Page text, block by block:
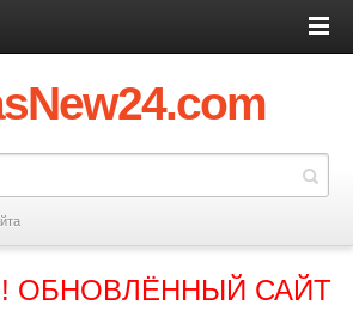
ОБНОВЛЁННЫЙ САЙТ